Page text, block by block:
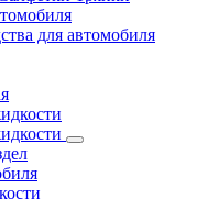
для автомобиля